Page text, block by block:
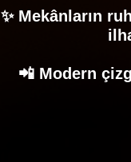
✨ Mekânların
📲 Modern